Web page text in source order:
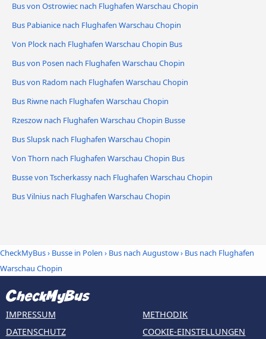
Bus von Ostrowiec nach Flughafen Warschau Chopin
Bus Pabianice nach Flughafen Warschau Chopin
Von Plock nach Flughafen Warschau Chopin Bus
Bus von Posen nach Flughafen Warschau Chopin
Bus von Radom nach Flughafen Warschau Chopin
Bus Riwne nach Flughafen Warschau Chopin
Rzeszow nach Flughafen Warschau Chopin Busse
Bus Slupsk nach Flughafen Warschau Chopin
Von Thorn nach Flughafen Warschau Chopin Bus
Busse von Tscherkassy nach Flughafen Warschau Chopin
Bus Vilnius nach Flughafen Warschau Chopin
CheckMyBus› Busse in Polen › Bus nach Augustow› Bus nach Flughafen
Warschau Chopin
IMPRESSUM
DATENSCHUTZ
METHODIK
COOKIE-EINSTELLUNGEN